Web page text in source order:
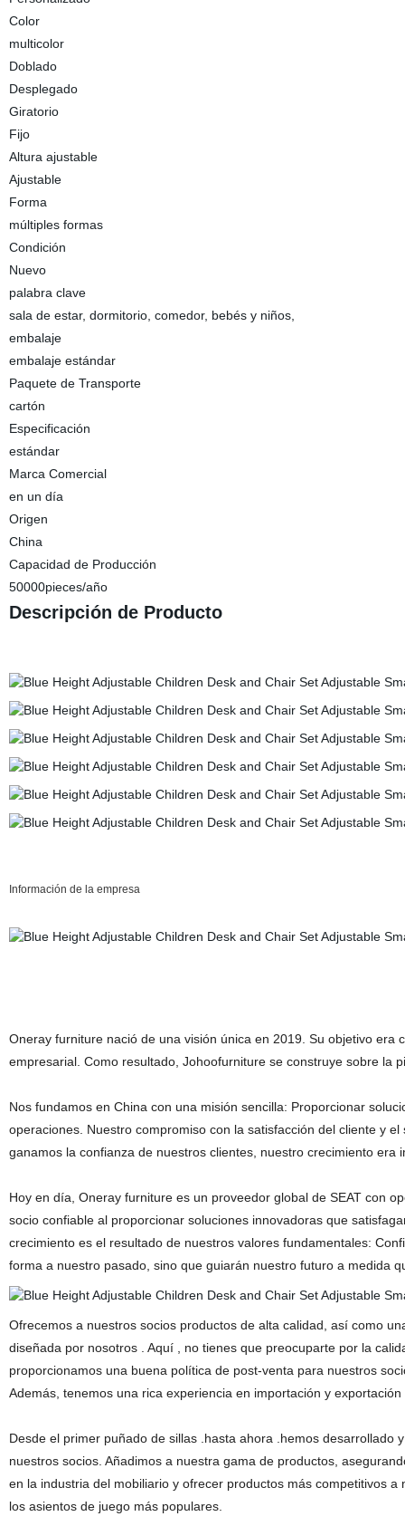
Color
multicolor
Doblado
Desplegado
Giratorio
Fijo
Altura ajustable
Ajustable
Forma
múltiples formas
Condición
Nuevo
palabra clave
sala de estar, dormitorio, comedor, bebés y niños,
embalaje
embalaje estándar
Paquete de Transporte
cartón
Especificación
estándar
Marca Comercial
en un día
Origen
China
Capacidad de Producción
50000pieces/año
Descripción de Producto
Información de la empresa
Oneray furniture nació de una visión única en 2019. Su objetivo
empresarial. Como resultado, Johoofurniture se construye sobre la
Nos fundamos en China con una misión sencilla: Proporcionar
operaciones. Nuestro compromiso con la satisfacción del cliente y
ganamos la confianza de nuestros clientes, nuestro crecimiento era
Hoy en día, Oneray furniture es un proveedor global de SEAT con
socio confiable al proporcionar soluciones innovadoras que
crecimiento es el resultado de nuestros valores fundamentales:
forma a nuestro pasado, sino que guiarán nuestro futuro a medida
Ofrecemos a nuestros socios productos de alta calidad, así como
diseñada por nosotros . Aquí , no tienes que preocuparte por la
proporcionamos una buena política de post-venta para nuestros
Además, tenemos una rica experiencia en importación y
Desde el primer puñado de sillas .hasta ahora .hemos
nuestros socios. Añadimos a nuestra gama de productos,
en la industria del mobiliario y ofrecer productos más competitivos
los asientos de juego más populares.